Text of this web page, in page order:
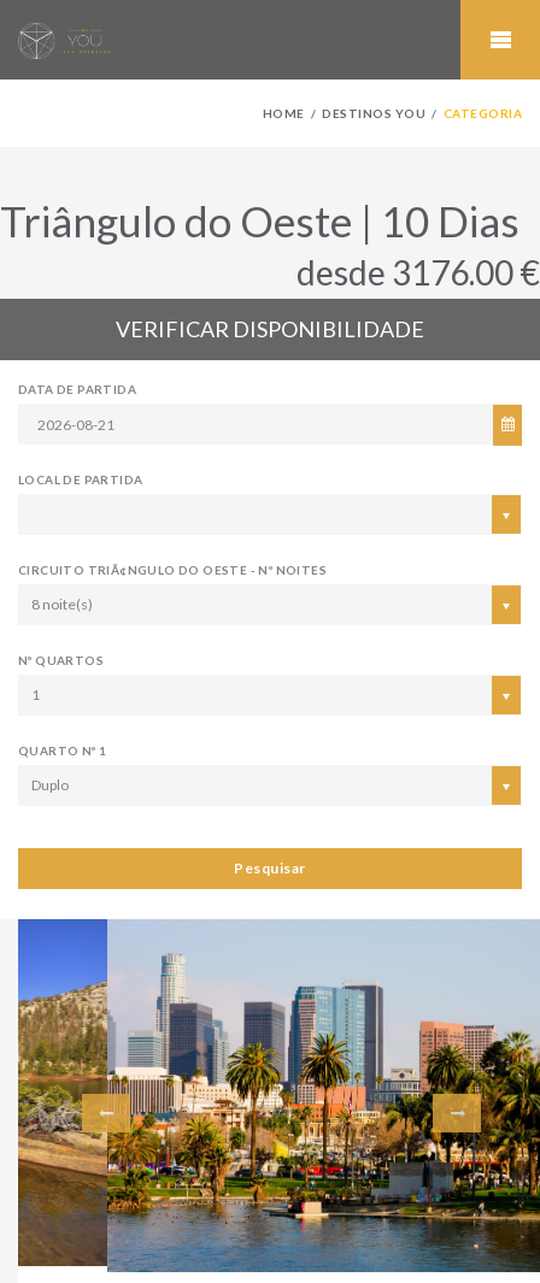
HOME DESTINOS YOU CATEGORIA
Triângulo do Oeste | 10 Dias
desde 3176.00 €
VERIFICAR DISPONIBILIDADE
DATA DE PARTIDA
LOCAL DE PARTIDA
CIRCUITO TRIÃ¢NGULO DO OESTE - Nº NOITES
8 noite(s)
Nº QUARTOS
1
QUARTO Nº 1
Duplo
Pesquisar